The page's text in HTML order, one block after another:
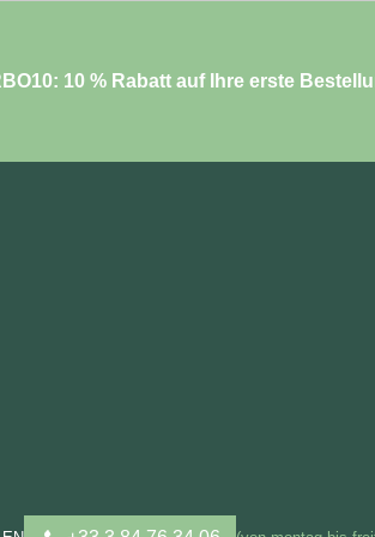
10 % Rabatt auf Ihre erste